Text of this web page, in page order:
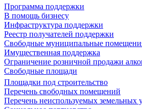
Программа поддержки
В помощь бизнесу
Инфраструктура поддержки
Реестр получателей поддержки
Свободные муниципальные
Имущественная поддержка
Ограничение розничной продажи
Свободные площади
Площадки под строительство
Перечень свободных помещений
Перечень неиспользуемых земельных